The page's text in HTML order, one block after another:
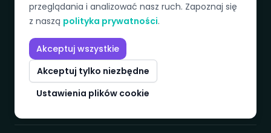
Przykłady zastosowań
Słownik
Cennik
Porównanie
Dlaczego Onetribe
Polityka prywatności
Regulamin
przeglądania i analizować nasz ruch. Zapoznaj się
z naszą polityka prywatności.
Akceptuj wszystkie
Akceptuj tylko niezbędne
Ustawienia plików cookie